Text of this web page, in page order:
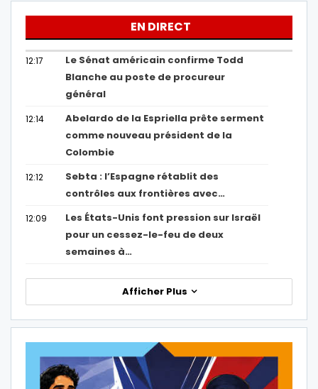
EN DIRECT
12:17
Le Sénat américain confirme Todd
Blanche au poste de procureur
général
12:14
Abelardo de la Espriella prête serment
comme nouveau président de la
Colombie
12:12
Sebta : l’Espagne rétablit des
contrôles aux frontières avec…
12:09
Les États-Unis font pression sur Israël
pour un cessez-le-feu de deux
semaines à…
Afficher Plus